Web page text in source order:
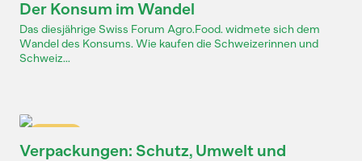
Der Konsum im Wandel
Das diesjährige Swiss Forum Agro.Food. widmete sich dem
Wandel des Konsums. Wie kaufen die Schweizerinnen und
Schweiz...
Verpackungen: Schutz, Umwelt und